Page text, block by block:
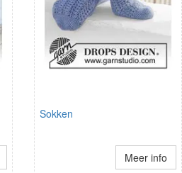
Sokken
Meer info